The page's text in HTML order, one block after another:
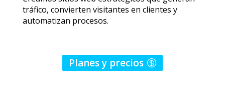
tráfico, convierten visitantes en clientes y
automatizan procesos.
Planes y precios